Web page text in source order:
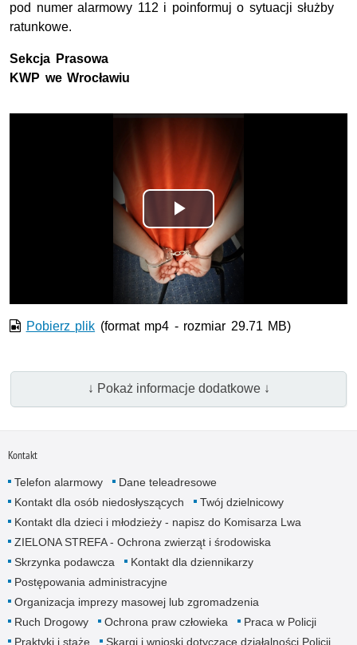
pod numer alarmowy 112 i poinformuj o sytuacji służby
ratunkowe.
Sekcja Prasowa
KWP we Wrocławiu
Odtwórz
wideo
Pobierz plik (format mp4 - rozmiar 29.71 MB)
↓ Pokaż informacje dodatkowe ↓
Kontakt
Telefon alarmowy
Dane teleadresowe
Kontakt dla osób niedosłyszących
Twój dzielnicowy
Kontakt dla dzieci i młodzieży - napisz do Komisarza Lwa
ZIELONA STREFA - Ochrona zwierząt i środowiska
Skrzynka podawcza
Kontakt dla dziennikarzy
Postępowania administracyjne
Organizacja imprezy masowej lub zgromadzenia
Ruch Drogowy
Ochrona praw człowieka
Praca w Policji
Praktyki i staże
Skargi i wnioski dotyczące działalności Policji